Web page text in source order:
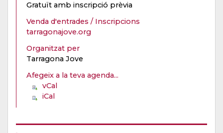
Gratuït amb inscripció prèvia
Venda d'entrades / Inscripcions
tarragonajove.org
Organitzat per
Tarragona Jove
Afegeix a la teva agenda...
vCal
iCal